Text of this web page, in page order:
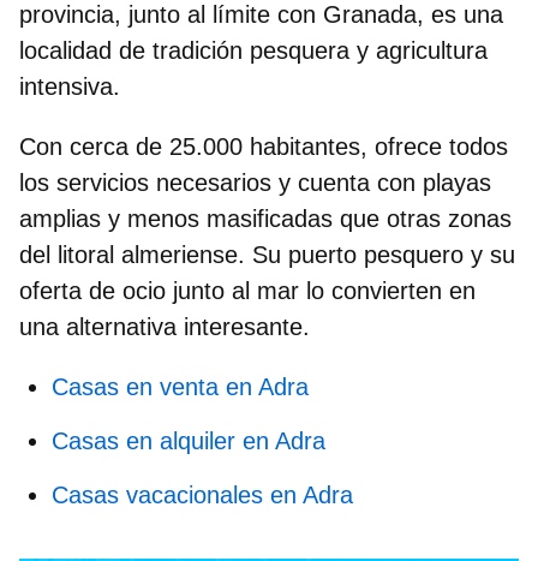
provincia, junto al límite con Granada, es una
localidad de tradición pesquera y agricultura
intensiva.
Con cerca de 25.000 habitantes, ofrece todos
los servicios necesarios y cuenta con playas
amplias y menos masificadas que otras zonas
del litoral almeriense. Su puerto pesquero y su
oferta de ocio junto al mar lo convierten en
una alternativa interesante.
Casas en venta en Adra
Casas en alquiler en Adra
Casas vacacionales en Adra